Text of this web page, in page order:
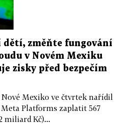
dětí, změňte fungování
v Novém Mexiku
zisky před bezpečím
Mexiko ve čtvrtek nařídil
Platforms zaplatit 567
miliard Kč)...